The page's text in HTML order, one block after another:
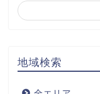
地域検索